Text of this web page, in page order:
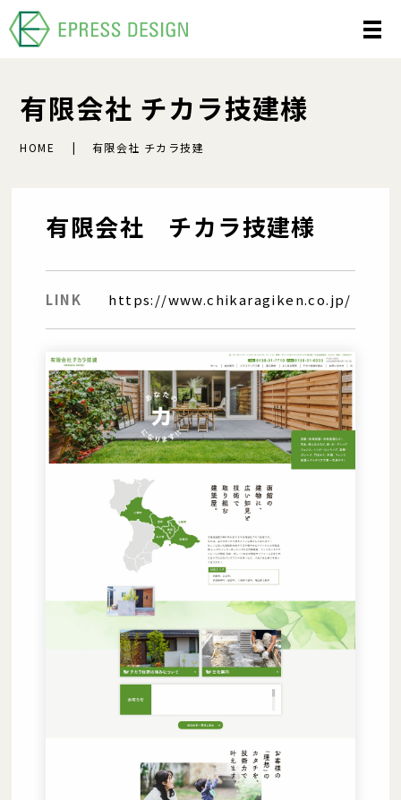
有限会社 チカラ技建様
HOME 有限会社 チカラ技建
有限会社 チカラ技建様
LINK https://www.chikaragiken.co.jp/